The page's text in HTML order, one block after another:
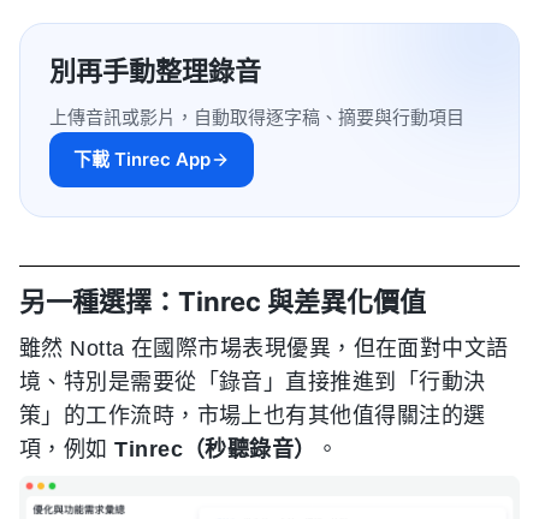
別再手動整理錄音
上傳音訊或影片，自動取得逐字稿、摘要與行動項目
下載 Tinrec App
另一種選擇：Tinrec 與差異化價值
雖然 Notta 在國際市場表現優異，但在面對中文語
境、特別是需要從「錄音」直接推進到「行動決
策」的工作流時，市場上也有其他值得關注的選
項，例如Tinrec（秒聽錄音） 。